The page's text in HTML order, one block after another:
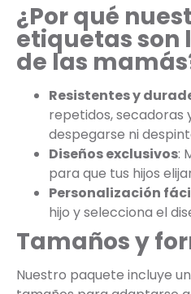
¿Por qué
etiquetas son
de las
Resistentes y
repetidos, secadoras
despegarse ni
Diseños exclusivos:
para que tus hijos
Personalización
hijo y selecciona el
Tamaños y
Nuestro paquete incluye